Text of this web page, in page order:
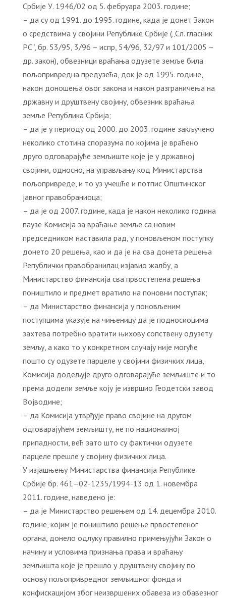
Србије У. 1946/02 од 5. фебруара 2003. године;
– да су од 1991. до 1995. године, када је донет Закон
о средствима у својини Републике Србије („Сл. гласник
РС“, бр. 53/95, 3/96 – испр, 54/96, 32/97 и 101/2005 –
др. закон), обвезници враћања одузете земље била
пољопривредна предузећа, док је од 1995. године,
након доношења овог закона и након разграничења на
државну и друштвену својину, обвезник враћања
земље Република Србија;
– да је у периоду од 2000. до 2003. године закључено
неколико стотина споразума по којима је враћено
друго одговарајуће земљиште које је у државној
својини, односно, на управљању код Министарства
пољопривреде, и то уз учешће и потпис Општинског
јавног правобраниоца;
– да је од 2007. године, када је након неколико година
паузе Комисија за враћање земље са новим
председником наставила рад, у поновљеном поступку
донето 20 решења, као и да је на сва донета решења
Републички правобранилац изјавио жалбу, а
Министарство финансија сва првостепена решења
поништило и предмет вратило на поновни поступак;
– да Министарство финансија у поновљеним
поступцима указује на чињеницу да је подносиоцима
захтева потребно вратити њихову сопствену одузету
земљу, а како то у конкретном случају није могуће
пошто су одузете парцеле у својини физичких лица,
Комисија додељује друго одговарајуће земљиште и то
према додели земље коју је извршио Геодетски завод
Војводине;
– да Комисија утврђује право својине на другом
одговарајућем земљишту, не по националној
припадности, већ зато што су фактички одузете
парцеле прешле у својину физичких лица.
У изјашњењу Министарства финансија Републике
Србије бр. 461–02-1235/1994-13 од 1. новембра
2011. године, наведено је:
– да је Министарство решењем од 14. децембра 2010.
године, којим је поништило решење првостепеног
органа, донело одлуку правилно примењујући Закон о
начину и условима признања права и враћању
земљишта које је прешло у друштвену својину по
основу пољопривредног земљишног фонда и
конфискацијом због неизвршених обавеза из обавезног